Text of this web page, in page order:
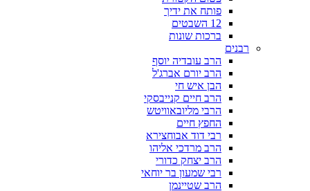
פותח את ידיך
12 השבטים
ברכות שונות
רבנים
הרב עובדיה יוסף
הרב יורם אברג'ל
הבן איש חי
הרב חיים קנייבסקי
הרבי מליובאוויטש
החפץ חיים
רבי דוד אבוחצירא
הרב מרדכי אליהו
הרב יצחק כדורי
רבי שמעון בר יוחאי
הרב שטיינמן